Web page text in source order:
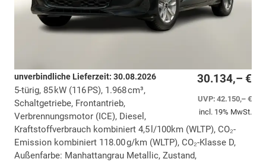
30.134,– €
UVP:42.150,– €
incl. 19% MwSt.
unverbindliche Lieferzeit: 30.08.2026
5-türig, 85 kW (116 PS), 1.968 cm³,
Schaltgetriebe, Frontantrieb,
Verbrennungsmotor (ICE), Diesel,
Kraftstoffverbrauch kombiniert 4,5 l/100km (WLTP), CO₂-
Emission kombiniert 118.00 g/km (WLTP), CO₂-Klasse D,
Außenfarbe: Manhattangrau Metallic, Zustand,